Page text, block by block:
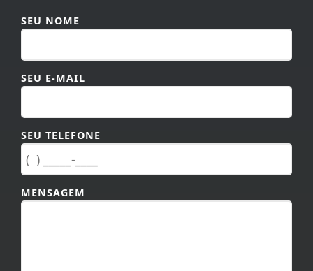
SEU NOME
SEU E-MAIL
SEU TELEFONE
MENSAGEM